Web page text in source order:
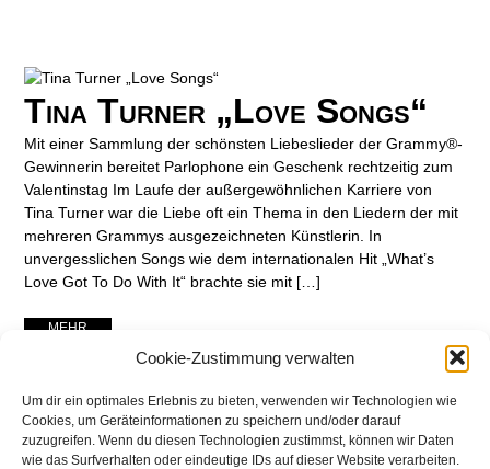
Cookie-Zustimmung verwalten
Um dir ein optimales Erlebnis zu bieten, verwenden wir Technologien wie
Cookies, um Geräteinformationen zu speichern und/oder darauf
zuzugreifen. Wenn du diesen Technologien zustimmst, können wir Daten
wie das Surfverhalten oder eindeutige IDs auf dieser Website verarbeiten.
Tina Turner „Love Songs“
Mit einer Sammlung der schönsten Liebeslieder der Grammy®-
Gewinnerin bereitet Parlophone ein Geschenk rechtzeitig zum
Valentinstag Im Laufe der außergewöhnlichen Karriere von
Tina Turner war die Liebe oft ein Thema in den Liedern der mit
mehreren Grammys ausgezeichneten Künstlerin. In
unvergesslichen Songs wie dem internationalen Hit „What’s
Love Got To Do With It“ brachte sie mit […]
... MEHR ...